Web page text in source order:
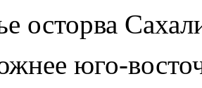
осторва
юго-